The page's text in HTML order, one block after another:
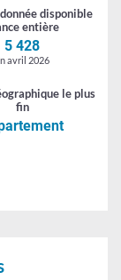
disponible
entière
5 428
avril 2026
le plus
fin